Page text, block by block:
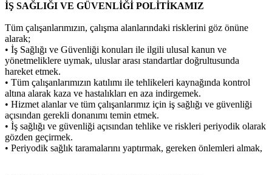
İŞ SAĞLIĞI VE GÜVENLİĞİ POLİTİKAMIZ
Tüm çalışanlarımızın, çalışma alanlarındaki risklerini göz önüne
alarak;
• İş Sağlığı ve Güvenliği konuları ile ilgili ulusal kanun ve
yönetmeliklere uymak, uluslar arası standartlar doğrultusunda
hareket etmek.
• Tüm çalışanlarımızın katılımı ile tehlikeleri kaynağında kontrol
altına alarak kaza ve hastalıkları en aza indirgemek.
• Hizmet alanlar ve tüm çalışanlarımız için iş sağlığı ve güvenliği
açısından gerekli donanımı temin etmek.
• İş sağlığı ve güvenliği açısından tehlike ve riskleri periyodik olarak
gözden geçirmek.
• Periyodik sağlık taramalarını yaptırmak, gereken önlemleri almak,